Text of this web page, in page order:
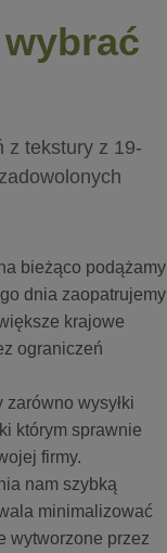
z tekstury z 19-
bieżąco podążamy
dnia zaopatrujemy
krajowe
ograniczeń
wysyłki
którym sprawnie
firmy.
nam szybką
minimalizować
wytworzone przez